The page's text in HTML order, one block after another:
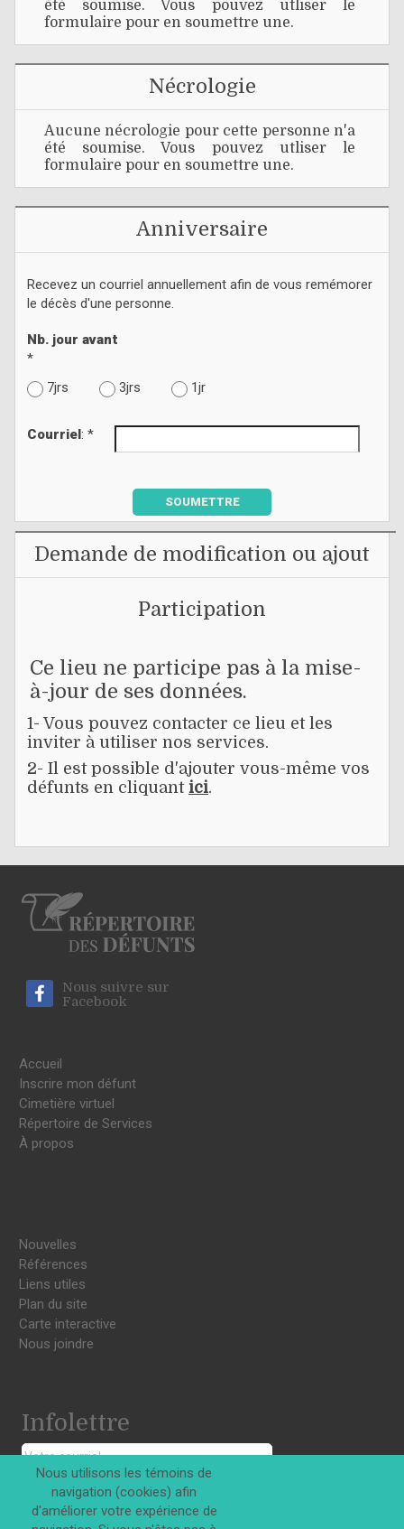
été soumise. Vous pouvez utliser le
formulaire pour en soumettre une.
Nécrologie
Aucune nécrologie pour cette personne n'a
été soumise. Vous pouvez utliser le
formulaire pour en soumettre une.
Anniversaire
Recevez un courriel annuellement afin de vous remémorer
le décès d'une personne.
Nb. jour avant
*
7jrs
3jrs 1jr
Courriel: *
SOUMETTRE
Demande de modification ou ajout
Participation
Ce lieu ne participe pas à la mise-
à-jour de ses données.
1- Vous pouvez contacter ce lieu et les
inviter à utiliser nos services.
2- Il est possible d'ajouter vous-même vos
défunts en cliquant ici.
Nous suivre sur
Facebook
Accueil
Inscrire mon défunt
Cimetière virtuel
Répertoire de Services
À propos
Nouvelles
Références
Liens utiles
Plan du site
Carte interactive
Nous joindre
Infolettre
S'INSCRIRE
Nous utilisons les témoins de
navigation (cookies) afin
d'améliorer votre expérience de